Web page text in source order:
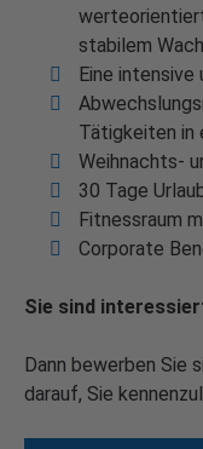
stabilem
Eine
Tätigkeiten in
Weihnachts-
30 Tage
Fitnessraum
Corporate
Sie sind
Dann bewerben Sie
darauf, Sie